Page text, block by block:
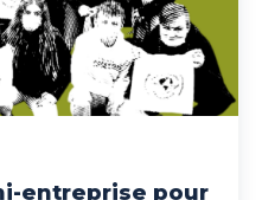
entreprise pour